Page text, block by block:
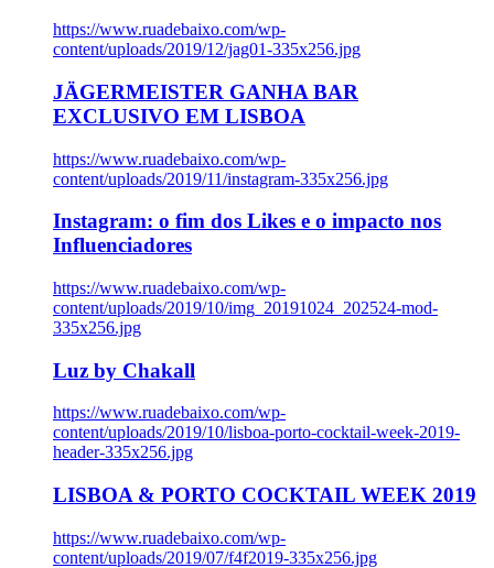
https://www.ruadebaixo.com/wp-
content/uploads/2019/12/jag01-335x256.jpg
JÄGERMEISTER GANHA BAR
EXCLUSIVO EM LISBOA
https://www.ruadebaixo.com/wp-
content/uploads/2019/11/instagram-335x256.jpg
Instagram: o fim dos Likes e o impacto nos
Influenciadores
https://www.ruadebaixo.com/wp-
content/uploads/2019/10/img_20191024_202524-mod-
335x256.jpg
Luz by Chakall
https://www.ruadebaixo.com/wp-
content/uploads/2019/10/lisboa-porto-cocktail-week-2019-
header-335x256.jpg
LISBOA & PORTO COCKTAIL WEEK 2019
https://www.ruadebaixo.com/wp-
content/uploads/2019/07/f4f2019-335x256.jpg